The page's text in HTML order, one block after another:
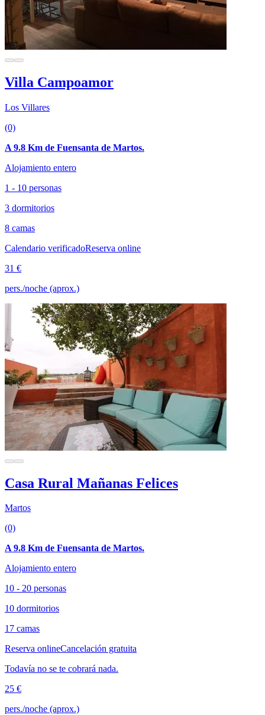
Villa Campoamor
Los Villares
(0)
A 9.8 Km de Fuensanta de Martos.
Alojamiento entero
1 - 10 personas
3 dormitorios
8 camas
Calendario verificadoReserva online
31 €
pers./noche (aprox.)
Casa Rural Mañanas Felices
Martos
(0)
A 9.8 Km de Fuensanta de Martos.
Alojamiento entero
10 - 20 personas
10 dormitorios
17 camas
Reserva onlineCancelación gratuita
Todavía no se te cobrará nada.
25 €
pers./noche (aprox.)